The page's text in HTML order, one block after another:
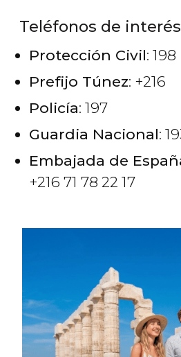
Teléfonos de interés
Protección Civil: 198
Prefijo Túnez: +216
Policía: 197
Guardia Nacional:
Embajada de
+216 71 78 22 17